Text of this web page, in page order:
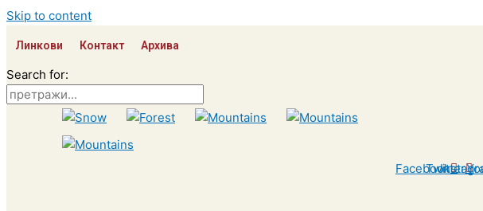
Skip to content
Линкови Контакт Архива
Search for:
Facebook
Twitter